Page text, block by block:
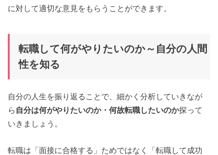
に対して適切な意見をもらうことができます。
転職して何がやりたいのか～自分の人間
性を知る
自分の人生を振り返ることで、細かく分析していきなが
ら 自分は何がやりたいのか・何故転職したいのか探って
いきましょう。
転職は「面接に合格する」ためではなく「転職して成功